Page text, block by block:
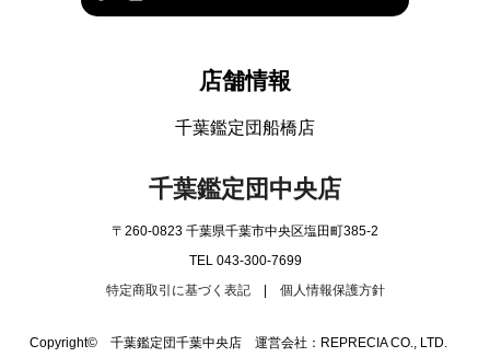
店舗情報
千葉鑑定団船橋店
千葉鑑定団中央店
〒260-0823 千葉県千葉市中央区塩田町385-2
TEL 043-300-7699
特定商取引に基づく表記| 個人情報保護方針
Copyright© 千葉鑑定団千葉中央店 運営会社：REPRECIA CO., LTD.